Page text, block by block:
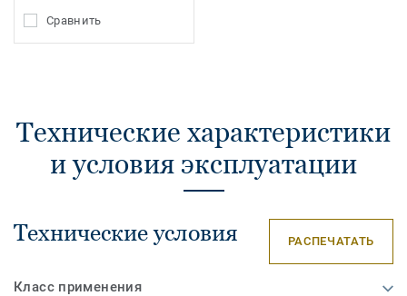
Сравнить
Технические характеристики
и условия эксплуатации
Технические условия РАСПЕЧАТАТЬ
Класс применения